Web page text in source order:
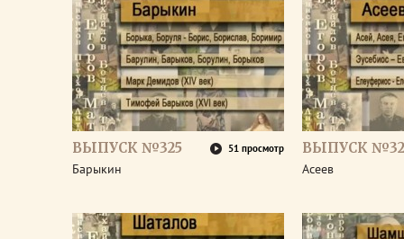
ВЫПУСК №325 51 просмотр
Барыкин
ВЫПУСК
Асеев